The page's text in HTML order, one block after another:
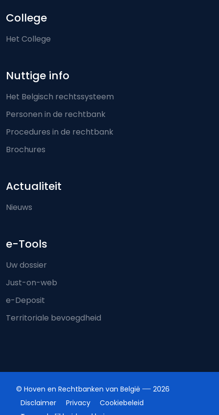
College
Het College
Nuttige info
Het Belgisch rechtssysteem
Personen in de rechtbank
Procedures in de rechtbank
Brochures
Actualiteit
Nieuws
e-Tools
Uw dossier
Just-on-web
e-Deposit
Territoriale bevoegdheid
© Hoven en Rechtbanken van België
2026
Disclaimer
Privacy
Cookiebeleid